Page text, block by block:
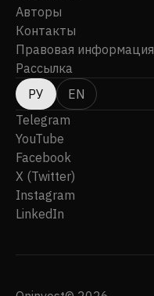
Авторы
Контакты
Правовая информация
Рассылка
РУ
EN
Telegram
YouTube
Facebook
X (Twitter)
Instagram
LinkedIn